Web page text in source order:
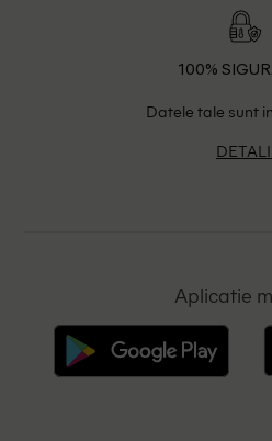
100%
Datele tale sunt
Aplicatie